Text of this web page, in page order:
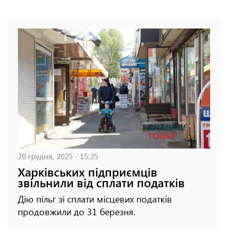
20 грудня, 2025 - 15:25
Харківських підприємців
звільнили від сплати податків
Дію пільг зі сплати місцевих податків
продовжили до 31 березня.